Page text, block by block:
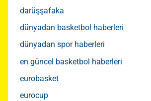
darüşşafaka
dünyadan basketbol haberleri
dünyadan spor haberleri
en güncel basketbol haberleri
eurobasket
eurocup